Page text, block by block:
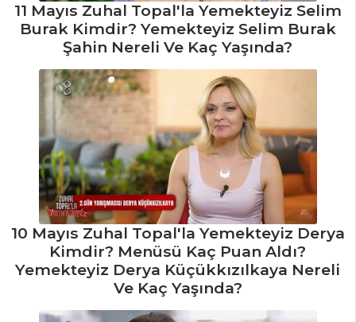
11 Mayıs Zuhal Topal'la Yemekteyiz Selim
Burak Kimdir? Yemekteyiz Selim Burak
Şahin Nereli Ve Kaç Yaşında?
10 Mayıs Zuhal Topal'la Yemekteyiz Derya
Kimdir? Menüsü Kaç Puan Aldı?
Yemekteyiz Derya Küçükkızılkaya Nereli
Ve Kaç Yaşında?